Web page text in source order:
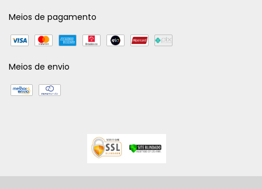
Meios de pagamento
Meios de envio